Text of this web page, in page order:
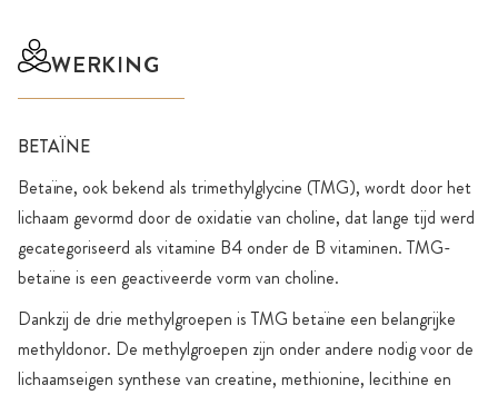
WERKING
BETAÏNE
Betaïne, ook bekend als trimethylglycine (TMG), wordt door het
lichaam gevormd door de oxidatie van choline, dat lange tijd werd
gecategoriseerd als vitamine B4 onder de B vitaminen. TMG-
betaïne is een geactiveerde vorm van choline.
Dankzij de drie methylgroepen is TMG betaïne een belangrijke
methyldonor. De methylgroepen zijn onder andere nodig voor de
lichaamseigen synthese van creatine, methionine, lecithine en